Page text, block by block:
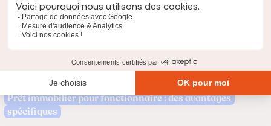
Même sans contrat à durée indéterminée, il est possible
d’obtenir un prêt immobilier grâce à des garanties solides, des
garants, ou un apport personnel. Découvrez les dispositifs
→ Découvrir comment obtenir un prêt sans CDI
Prêt immobilier pour fonctionnaire : des avantages
spécifiques